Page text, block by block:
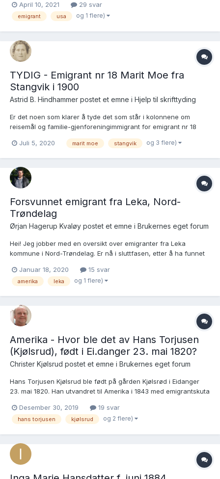
leter etter. Derfor lager jeg nå en ny tråd med all informasjonen
jeg har. Jeg leter etter min oldef...
April 10, 2021 29 svar
emigrant usa og 1 flere)
TYDIG - Emigrant nr 18 Marit Moe fra
Stangvik i 1900
Astrid B. Hindhammer postet et emne i Hjelp til skrifttyding
Er det noen som klarer å tyde det som står i kolonnene om
reisemål og familie-gjenforeningimmigrant for emigrant nr 18
det er litt vanskelig for meg å tyde. Jeg vet bare at det har blitt
Juli 5, 2020 marit moe stangvik og 3 flere)
Forsvunnet emigrant fra Leka, Nord-
Trøndelag
Ørjan Hagerup Kvaløy postet et emne i Brukernes eget forum
Hei! Jeg jobber med en oversikt over emigranter fra Leka
kommune i Nord-Trøndelag. Er nå i sluttfasen, etter å ha funnet
ikke har klart å gjøre rede for. Gjør nå et siste forsøk på å
knekke en skikkelig nøtt! Lott...
Januar 18, 2020 15 svar
amerika leka og 1 flere)
Amerika - Hvor ble det av Hans Torjusen
(Kjølsrud), født i Ei.danger 23. mai 1820?
Christer Kjølsrud postet et emne i Brukernes eget forum
Hans Torjusen Kjølsrud ble født på gården Kjølsrød i Eidanger
23. mai 1820. Han utvandret til Amerika i 1843 med emigrantskuta
York 13 juli. Jeg finner ham både på skipslista og registrert på
Ellis Island som Hans Torjusen, men så forsvin...
Desember 30, 2019 19 svar
hans torjusen kjølsrud og 2 flere)